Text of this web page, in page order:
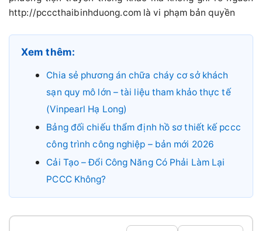
http://pcccthaibinhduong.com là vi phạm bản quyền
Xem thêm:
Chia sẻ phương án chữa cháy cơ sở khách
sạn quy mô lớn – tài liệu tham khảo thực tế
(Vinpearl Hạ Long)
Bảng đối chiếu thẩm định hồ sơ thiết kế pccc
công trình công nghiệp – bản mới 2026
Cải Tạo – Đổi Công Năng Có Phải Làm Lại
PCCC Không?